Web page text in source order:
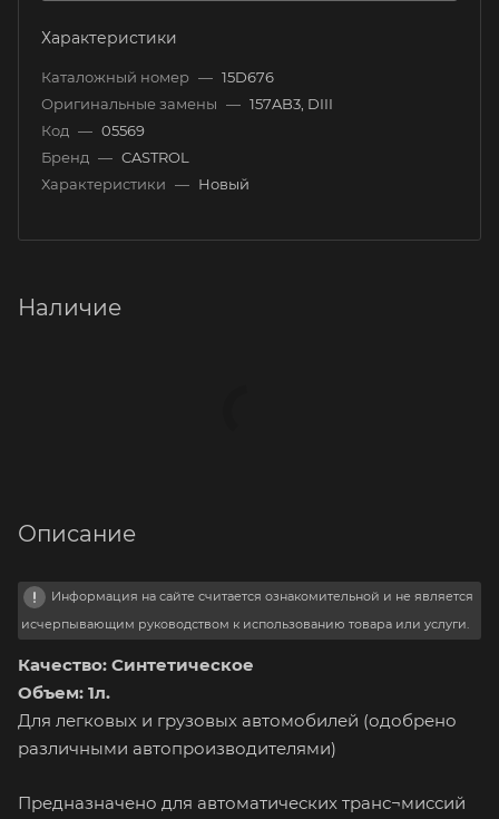
Характеристики
Каталожный номер — 15D676
Оригинальные замены — 157AB3, DIII
Код — 05569
Бренд — CASTROL
Характеристики — Новый
Наличие
Описание
Информация на сайте считается ознакомительной и не является
исчерпывающим руководством к использованию товара или услуги.
Качество: Синтетическое
Объем: 1л.
Для легковых и грузовых автомобилей (одобрено
различными автопроизводителями)
Предназначено для автоматических транс¬миссий